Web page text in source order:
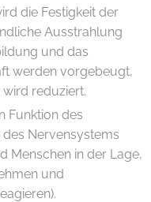
die Festigkeit der
Ausstrahlung
und das
werden vorgebeugt,
reduziert.
Funktion des
Nervensystems
Menschen in der Lage,
und